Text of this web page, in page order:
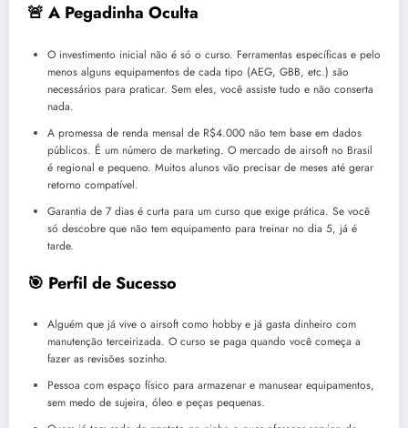
🚨 A Pegadinha Oculta
O investimento inicial não é só o curso. Ferramentas específicas e pelo
menos alguns equipamentos de cada tipo (AEG, GBB, etc.) são
necessários para praticar. Sem eles, você assiste tudo e não conserta
nada.
A promessa de renda mensal de R$4.000 não tem base em dados
públicos. É um número de marketing. O mercado de airsoft no Brasil
é regional e pequeno. Muitos alunos vão precisar de meses até gerar
retorno compatível.
Garantia de 7 dias é curta para um curso que exige prática. Se você
só descobre que não tem equipamento para treinar no dia 5, já é
tarde.
🎯 Perfil de Sucesso
Alguém que já vive o airsoft como hobby e já gasta dinheiro com
manutenção terceirizada. O curso se paga quando você começa a
fazer as revisões sozinho.
Pessoa com espaço físico para armazenar e manusear equipamentos,
sem medo de sujeira, óleo e peças pequenas.